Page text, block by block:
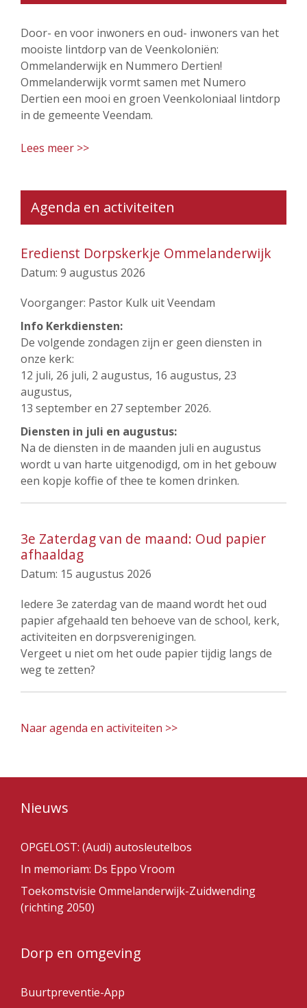
Door- en voor inwoners en oud- inwoners van het
mooiste lintdorp van de Veenkoloniën:
Ommelanderwijk en Nummero Dertien!
Ommelanderwijk vormt samen met Numero
Dertien een mooi en groen Veenkoloniaal lintdorp
in de gemeente Veendam.
Lees meer >>
Agenda en activiteiten
Eredienst Dorpskerkje Ommelanderwijk
Datum: 9 augustus 2026
Voorganger: Pastor Kulk uit Veendam
Info Kerkdiensten:
De volgende zondagen zijn er geen diensten in
onze kerk:
12 juli, 26 juli, 2 augustus, 16 augustus, 23
augustus,
13 september en 27 september 2026.
Diensten in juli en augustus:
Na de diensten in de maanden juli en augustus
wordt u van harte uitgenodigd, om in het gebouw
een kopje koffie of thee te komen drinken.
3e Zaterdag van de maand: Oud papier
afhaaldag
Datum: 15 augustus 2026
Iedere 3e zaterdag van de maand wordt het oud
papier afgehaald ten behoeve van de school, kerk,
activiteiten en dorpsverenigingen.
Vergeet u niet om het oude papier tijdig langs de
weg te zetten?
Naar agenda en activiteiten >>
Nieuws
OPGELOST: (Audi) autosleutelbos
In memoriam: Ds Eppo Vroom
Toekomstvisie Ommelanderwijk-Zuidwending
(richting 2050)
Dorp en omgeving
Buurtpreventie-App